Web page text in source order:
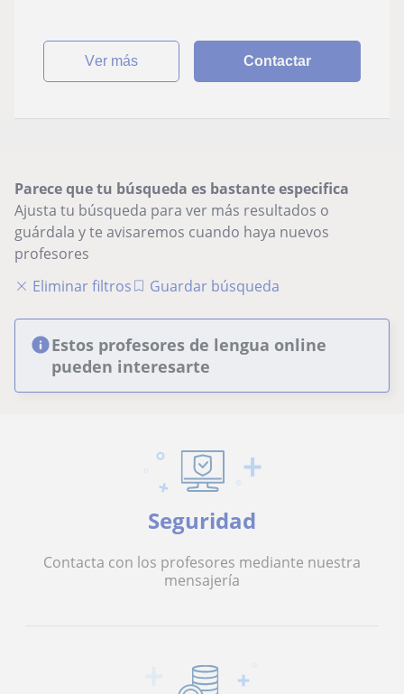
ver más Contactar
Parece que tu búsqueda es bastante especifica
Ajusta tu búsqueda para ver más resultados o
guárdala y te avisaremos cuando haya nuevos
profesores
Eliminar filtros
Guardar búsqueda
Estos profesores de lengua online
pueden interesarte
Seguridad
Contacta con los profesores mediante nuestra
mensajería